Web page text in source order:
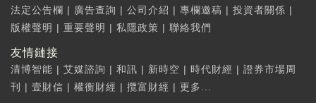
法定公告欄 | 廣告查詢 | 公司介紹 | 專欄邀稿 | 投資者關係 |
版權聲明 | 重要聲明 | 私隱政策 | 聯絡我們
友情鏈接
清博智能 | 艾媒諮詢 | 和訊 | 新時空 | 時代財經 | 證券市場周
刊
| 壹財信 | 權衡財經 | 攬富財經 | 更多...